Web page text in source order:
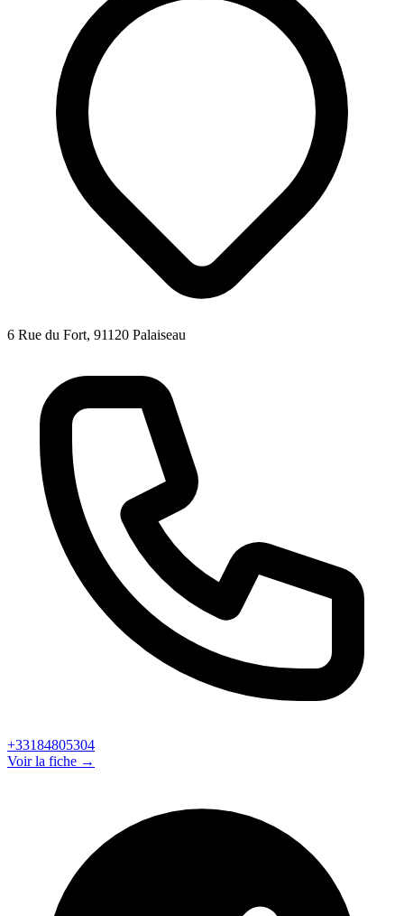
6 Rue du Fort, 91120 Palaiseau
+33184805304
Voir la fiche →